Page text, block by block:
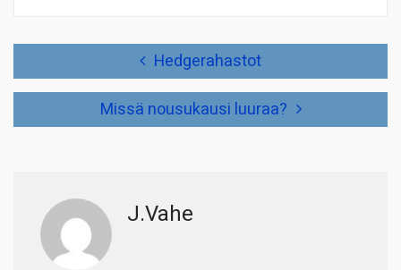
Hedgerahastot
Missä nousukausi luuraa?
J.Vahe